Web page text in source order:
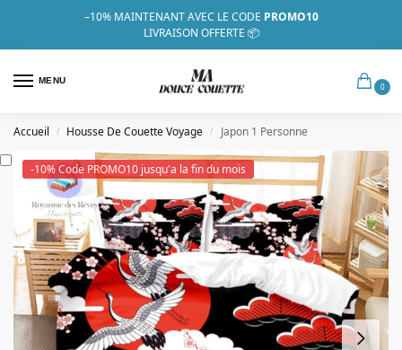
–10% MAINTENANT AVEC LE CODE PROMO10
LIVRAISON OFFERTE 📦
MENU
0
Accueil / Housse De Couette Voyage / Japon 1 Personne
-10% Code PROMO10 jusqu'a la fin du mois